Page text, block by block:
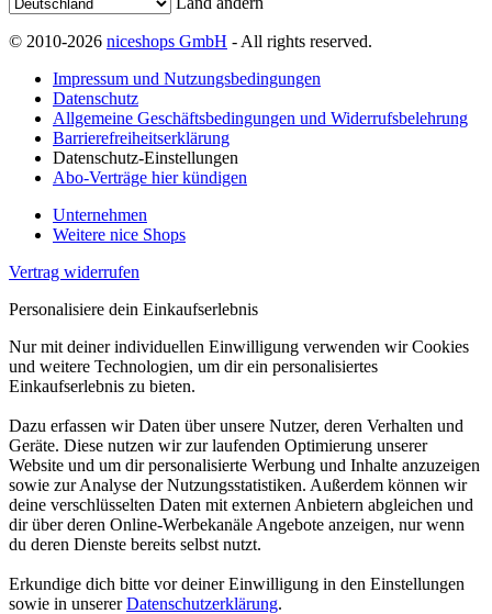
© 2010-2026 niceshops GmbH - All rights reserved.
Impressum und Nutzungsbedingungen
Datenschutz
Allgemeine Geschäftsbedingungen und Widerrufsbelehrung
Barrierefreiheitserklärung
Datenschutz-Einstellungen
Abo-Verträge hier kündigen
Unternehmen
Weitere nice Shops
Vertrag widerrufen
Personalisiere dein Einkaufserlebnis
Nur mit deiner individuellen Einwilligung verwenden wir Cookies
und weitere Technologien, um dir ein personalisiertes
Einkaufserlebnis zu bieten.
Dazu erfassen wir Daten über unsere Nutzer, deren Verhalten und
Geräte. Diese nutzen wir zur laufenden Optimierung unserer
Website und um dir personalisierte Werbung und Inhalte anzuzeigen
sowie zur Analyse der Nutzungsstatistiken. Außerdem können wir
deine verschlüsselten Daten mit externen Anbietern abgleichen und
dir über deren Online-Werbekanäle Angebote anzeigen, nur wenn
du deren Dienste bereits selbst nutzt.
Erkundige dich bitte vor deiner Einwilligung in den Einstellungen
sowie in unsererDatenschutzerklärung.